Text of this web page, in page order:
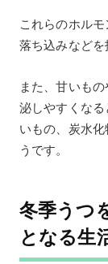
これらのホル
落ち込みなどを
また、甘いも
泌しやすくな
いもの、炭水
うです。
冬季うつ
となる生